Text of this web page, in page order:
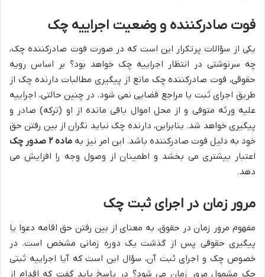
فوت صادرکننده و وضعیت اجراییه چک
یکی از سؤالات پرتکرار این است که در صورت فوت صادرکننده چک،
چه سرنوشتی در انتظار اجراییه چک خواهد بود؟ بر اساس رویه
حقوقی، فوت صادرکننده چک مانع از پیگیری مطالبات دارنده چک از
طریق اجرای ثبت یا مراجع قضایی نمی شود. در چنین حالتی، اجراییه
علیه ورثه متوفی و از محل اموال باقی مانده از او (ترکه) صادر و
پیگیری خواهد شد. بنابراین، دارنده چک نباید نگران از بین رفتن حق
خود به دلیل فوت صادرکننده باشد. این امر نیز به ماده ۲ صدور چک
اعتبار بیشتری می بخشد و اطمینان از وصول وجه را افزایش می
دهد.
مرور زمان در اجرای ثبت چک
مفهوم مرور زمان در حقوق، به معنای از بین رفتن حق اقامه دعوا یا
پیگیری حقوقی پس از گذشت یک دوره زمانی مشخص است. در
خصوص چک و اجرای ثبت آن، سؤال این است که آیا اجراییه ثبتی
چک مشمول مرور زمان می شود؟ در پاسخ باید گفت که اقدام از